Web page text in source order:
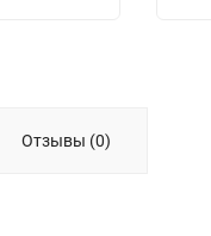
Отзывы (0)